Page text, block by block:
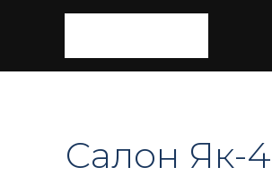
Салон Як-